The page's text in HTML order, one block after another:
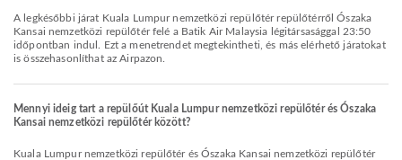
A legkésőbbi járat Kuala Lumpur nemzetközi repülőtér repülőtérről Ószaka
Kansai nemzetközi repülőtér felé a Batik Air Malaysia légitársasággal 23:50
időpontban indul. Ezt a menetrendet megtekintheti, és más elérhető járatokat
is összehasonlíthat az Airpazon.
Mennyi ideig tart a repülőút Kuala Lumpur nemzetközi repülőtér és Ószaka
Kansai nemzetközi repülőtér között?
Kuala Lumpur nemzetközi repülőtér és Ószaka Kansai nemzetközi repülőtér